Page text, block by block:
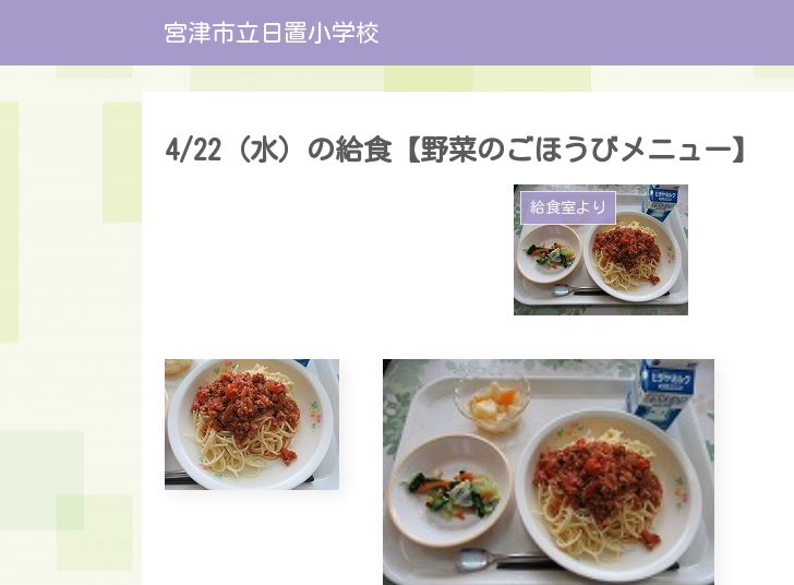
宮津市立日置小学校
4/22（水）の給食【野菜のごほうびメニュー】
給食室より